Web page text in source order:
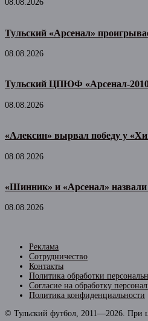
08.08.2026
Тульский «Арсенал»
08.08.2026
Тульский ЦПЮФ «Арсенал-
08.08.2026
«Алексин» вырвал победу у
08.08.2026
«Шинник» и «Арсенал»
08.08.2026
Реклама
Сотрудничество
Контакты
Политика обработки
Согласие на обработку
Политика конфиденциальности
© Тульский футбол, 2011—2026. При